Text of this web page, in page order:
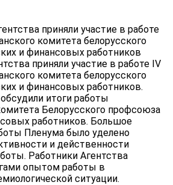
приняли участие в работе IV
комитета белорусского
и финансовых работников.
итоги работы
Белорусского профсоюза
работников. Большое
Пленума было уделено
и действенности
Работники Агентства
опытом работы в
ситуации.